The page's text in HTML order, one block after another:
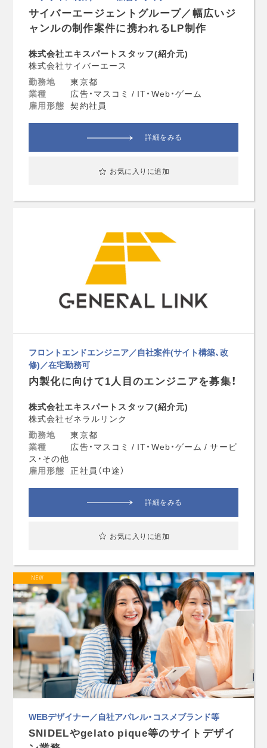
サイバーエージェントグループ／幅広いジ
ャンルの制作案件に携われるLP制作
株式会社エキスパートスタッフ(紹介元)
株式会社サイバーエース
勤務地
東京都
業種
広告・マスコミ / IT・Web・ゲーム
雇用形態 契約社員
詳細をみる
お気に入りに追加
フロントエンドエンジニア／自社案件(サイト構築、改
修)／在宅勤務可
内製化に向けて1人目のエンジニアを募集！
株式会社エキスパートスタッフ(紹介元)
株式会社ゼネラルリンク
勤務地
東京都
業種
広告・マスコミ / IT・Web・ゲーム / サービ
ス・その他
雇用形態 正社員（中途）
詳細をみる
お気に入りに追加
NEW
WEBデザイナー／自社アパレル・コスメブランド等
SNIDELやgelato pique等のサイトデザイ